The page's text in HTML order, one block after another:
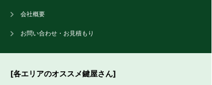
会社概要
お問い合わせ・お見積もり
[各エリアのオススメ鍵屋さん]